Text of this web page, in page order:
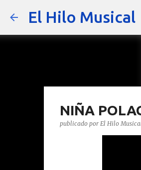
El Hilo Musical
NIÑA
publicado por El Hilo